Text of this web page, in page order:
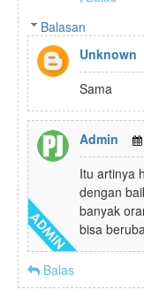
Balasan
Unknown
Sama
Admin
Itu artinya
dengan
banyak
bisa
Balas